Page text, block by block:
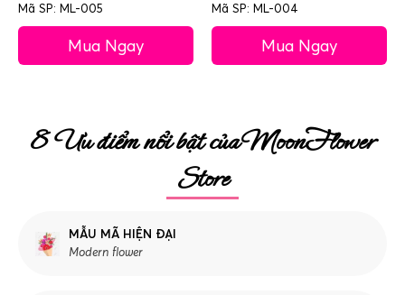
Mã SP: ML-005
Mua Ngay
Mã SP: ML-004
Mua Ngay
8 Ưu điểm nổi bật của MoonFlower
Store
MẪU MÃ HIỆN ĐẠI
Modern flower